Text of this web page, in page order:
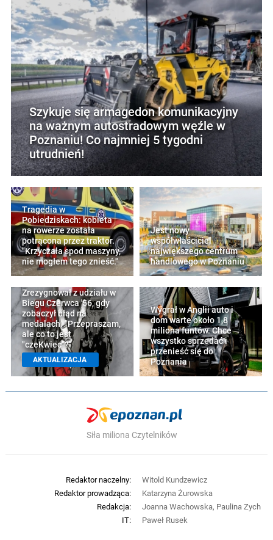
Szykuje się armagedon komunikacyjny
na ważnym autostradowym węźle w
Poznaniu! Co najmniej 5 tygodni
utrudnień!
Tragedia w
Pobiedziskach: kobieta
na rowerze została
potrącona przez traktor.
"Krzyczała spod maszyny,
nie mogłem tego znieść."
Jest nowy
współwłaściciel
największego centrum
handlowego w Poznaniu
Zrezygnował z udziału w
Biegu Czerwca '56, gdy
zobaczył błąd na
medalach. "Przepraszam,
ale co to jest
"czeKwiec"?"
AKTUALIZACJA
Wygrał w Anglii auto i
dom warte około 1,8
miliona funtów. Chce
wszystko sprzedać i
przenieść się do
Poznania
Siła miliona Czytelników
Redaktor naczelny:
Witold Kundzewicz
Redaktor prowadząca:
Katarzyna Żurowska
Redakcja:
Joanna Wachowska, Paulina Zych
IT:
Paweł Rusek